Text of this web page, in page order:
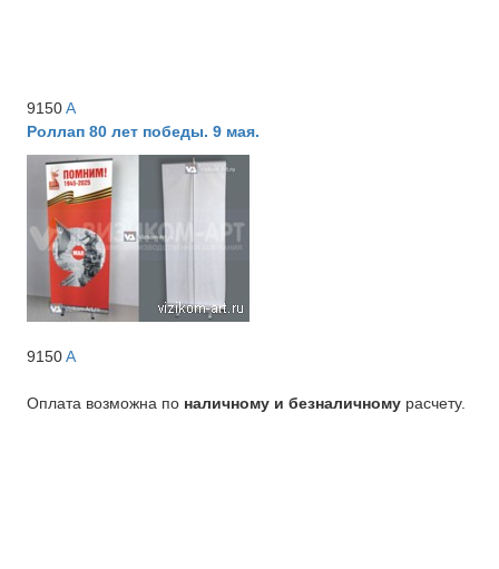
9150A
Роллап 80 лет победы. 9 мая.
9150A
Оплата возможна по наличному и безналичному расчету.